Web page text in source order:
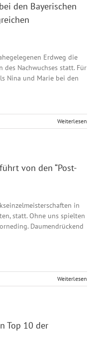
den Bayerischen
Erdweg die
des Nachwuchses statt. Für
Nina und Marie bei den
Weiterlesen
von den “Post-
in
statt. Ohne uns spielten
Daumendrückend
Weiterlesen
Top 10 der